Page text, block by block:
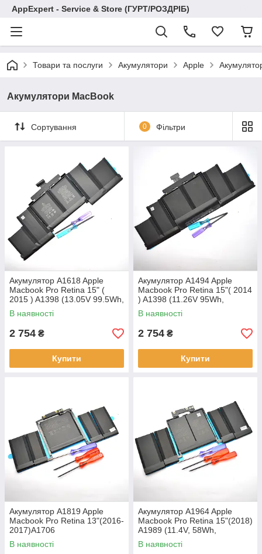
AppExpert - Service & Store (ГУРТ/РОЗДРІБ)
Товари та послуги Акумулятори Apple
Акумулятори MacBook
Сортування 0 Фільтри
Акумулятор A1618 Apple
Macbook Pro Retina 15" (
2015 ) A1398 (13.05V 99.5Wh,
8755mAh) APN:613-6991
Original/Оригінал
В наявності
2 754 ₴
Купити
Акумулятор A1494 Apple
Macbook Pro Retina 15"( 2014
) A1398 (11.26V 95Wh,
8440mAh) APN-616-3054
Original/Оригінал
В наявності
2 754 ₴
Купити
Акумулятор A1819 Apple
Macbook Pro Retina 13"(2016-
2017)A1706
(11.41V,49.2Wh,4314mAh)
APN:613-3291 Original
В наявності
Акумулятор A1964 Apple
Macbook Pro Retina 15"(2018)
A1989 (11.4V, 58Wh,
5086mAh) APN:613-7376
Original/Оригінал
В наявності